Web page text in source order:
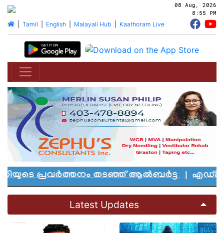
08 Aug, 2026
8:55 PM
| Tamil English| Malayali Hub Kaathoram Live
തടഞ്ഞ് ആൽബർട്ട|എഡ്മൻ്റണിലെ
Latest Updates